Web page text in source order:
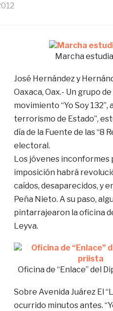
Marcha
José Hernández y
Oaxaca, Oax.- Un grupo
movimiento “Yo Soy
terrorismo de Estado”,
día de la Fuente de las “8
electoral.
Los jóvenes inconformes
imposición habrá
caídos, desaparecidos, y
Peña Nieto. A su paso,
pintarrajearon la oficina
Leyva.
Oficina de “Enlace” del
Sobre Avenida Juárez El
ocurrido minutos antes.